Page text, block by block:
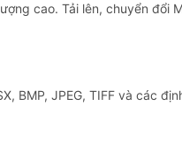
cao. Tải lên, chuyển đổi
BMP, JPEG, TIFF và các